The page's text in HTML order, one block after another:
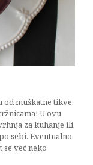
muškatne tikve.
U ovu
za kuhanje ili
sebi. Eventualno
se već neko